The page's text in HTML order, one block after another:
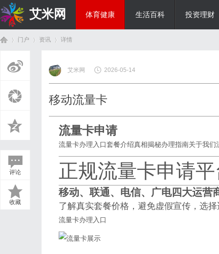
艾米网 体育健康 生活百科 投资理财
门户 资讯
›
详情
评论
收藏
艾米网 2026-05-14
移动流量卡
流量卡申请
流量卡办理入口套餐介绍真相揭秘办理指南关于我们
正规流量卡申请
移动、联通、电信、广电四大运营
了解真实套餐价格，避免虚假宣传，选
流量卡办理入口